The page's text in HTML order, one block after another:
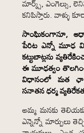
మార్క్స్, ఎంగెల్సు,
కనిపిస్తారు. వాళ్ళు
సాంఘికంగానూ,
పేరిట ఎన్నో మూఢ
కట్టుబాట్లను
ఈ మూఢత్వం
విధానంలో మత
సనాతన ధర్మ
అమ్మ మనకు
ఎన్నెన్నో మార్పులు